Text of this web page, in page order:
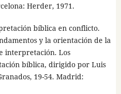
Herder, 1971.
bíblica en conflicto.
y la orientación de la
interpretación. Los
bíblica, dirigido por Luis
19-54. Madrid: